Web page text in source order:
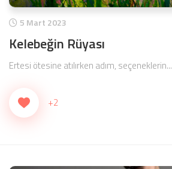
5 Mart 2023
Kelebeğin Rüyası
Ertesi ötesine atılırken adım, seçeneklerin...
+2